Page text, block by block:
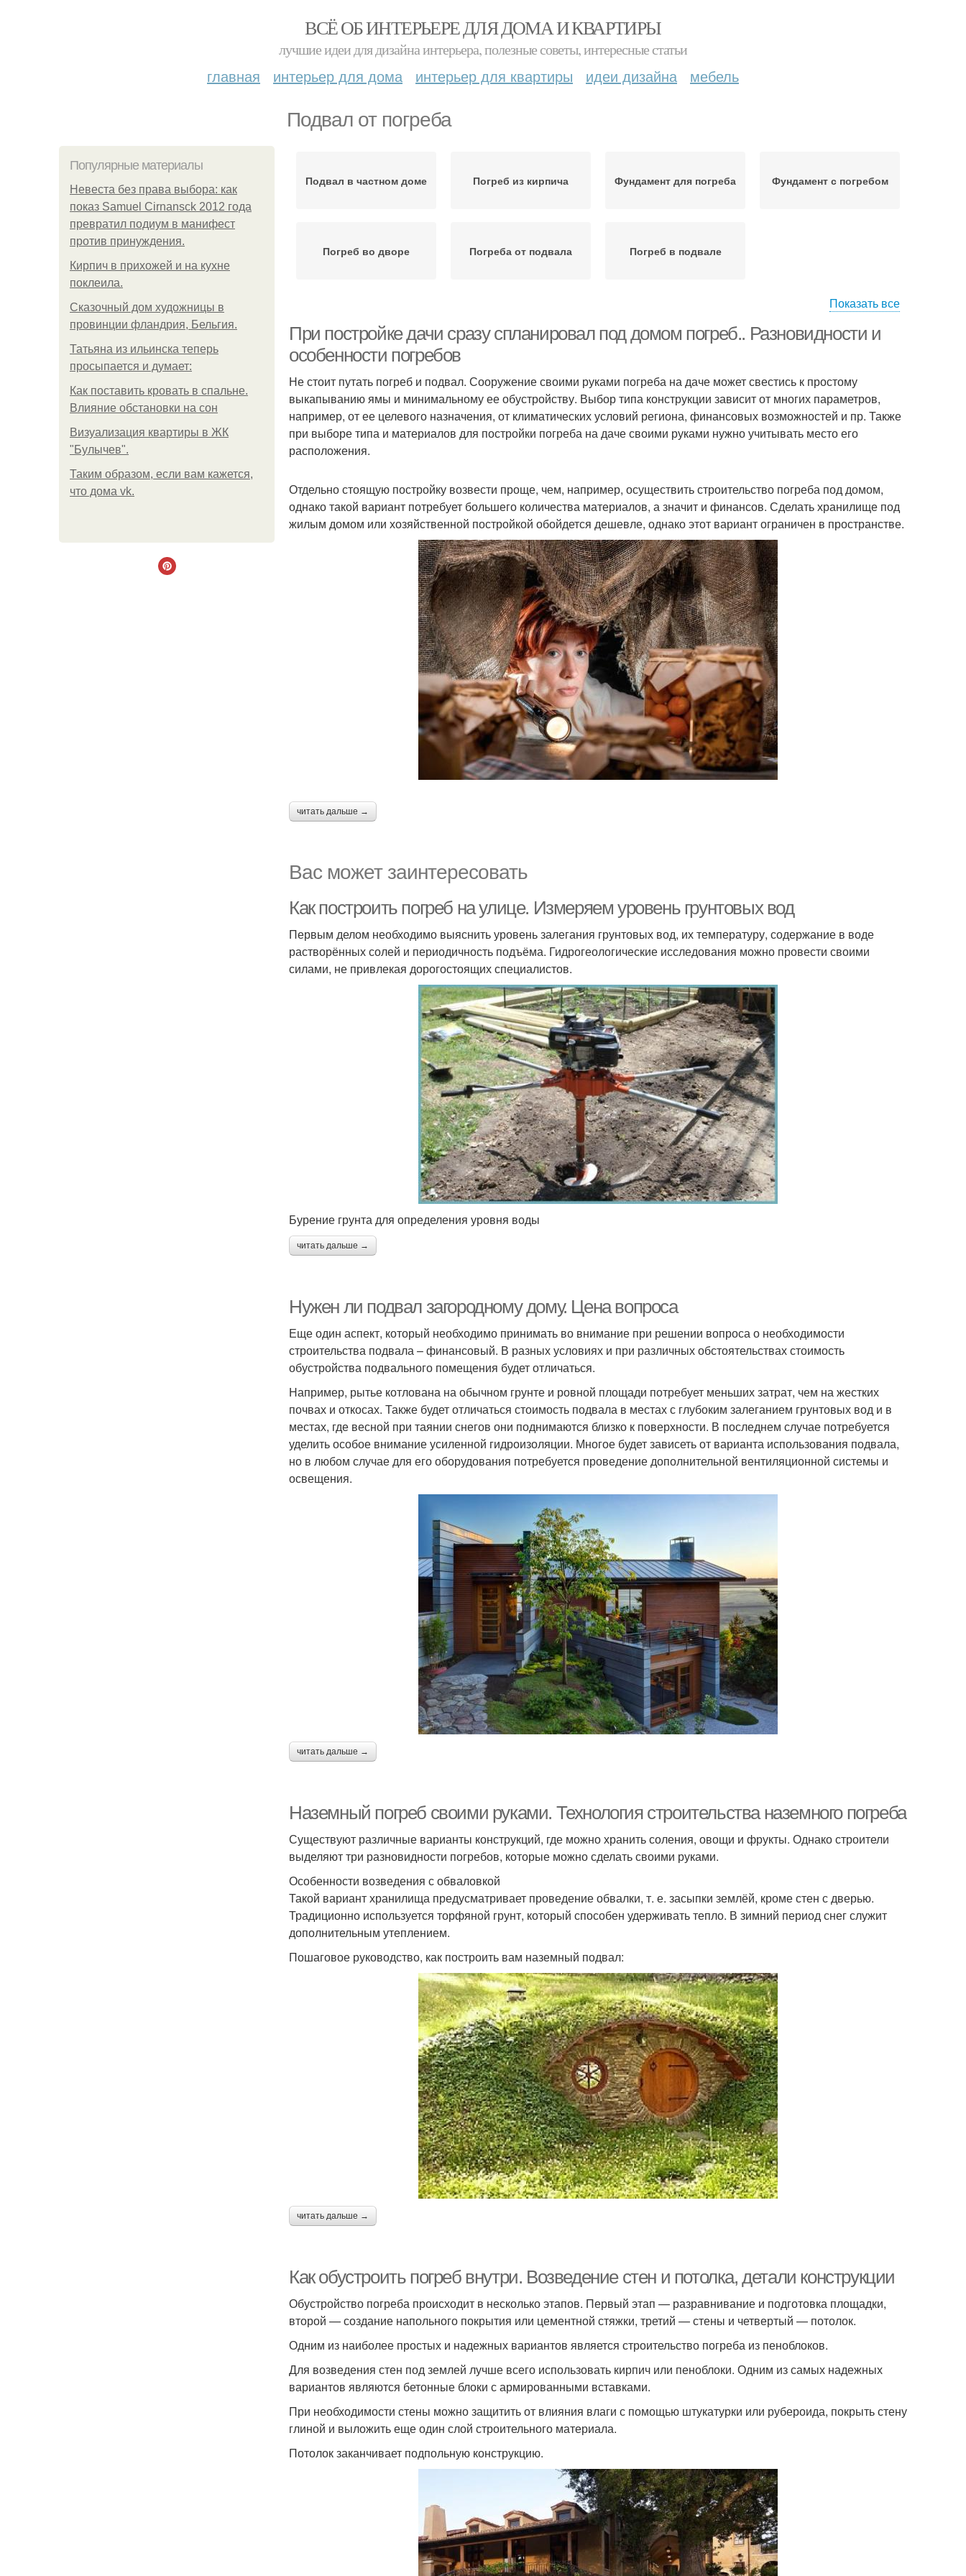
ВСЁ ОБ ИНТЕРЬЕРЕ ДЛЯ ДОМА И КВАРТИРЫ
лучшие идеи для дизайна интерьера, полезные советы, интересные статьи
главная интерьер для дома интерьер для квартиры идеи дизайна мебель
Подвал от погреба
Популярные материалы
Невеста без права выбора: как
показ Samuel Cirnansck 2012 года
превратил подиум в манифест
против принуждения.
Кирпич в прихожей и на кухне
поклеила.
Сказочный дом художницы в
провинции фландрия, Бельгия.
Татьяна из ильинска теперь
просыпается и думает:
Как поставить кровать в спальне.
Влияние обстановки на сон
Визуализация квартиры в ЖК
"Булычев".
Таким образом, если вам кажется,
что дома vk.
Подвал в частном доме Погреб из кирпича Фундамент для погреба Фундамент с погребом
Погреб во дворе Погреба от подвала Погреб в подвале
Показать все
При постройке дачи сразу спланировал под домом погреб.. Разновидности и
особенности погребов
Не стоит путать погреб и подвал. Сооружение своими руками погреба на даче может свестись к простому
выкапыванию ямы и минимальному ее обустройству. Выбор типа конструкции зависит от многих параметров,
например, от ее целевого назначения, от климатических условий региона, финансовых возможностей и пр. Также
при выборе типа и материалов для постройки погреба на даче своими руками нужно учитывать место его
расположения.
Отдельно стоящую постройку возвести проще, чем, например, осуществить строительство погреба под домом,
однако такой вариант потребует большего количества материалов, а значит и финансов. Сделать хранилище под
жилым домом или хозяйственной постройкой обойдется дешевле, однако этот вариант ограничен в пространстве.
читать дальше →
Вас может заинтересовать
Как построить погреб на улице. Измеряем уровень грунтовых вод
Первым делом необходимо выяснить уровень залегания грунтовых вод, их температуру, содержание в воде
растворённых солей и периодичность подъёма. Гидрогеологические исследования можно провести своими
силами, не привлекая дорогостоящих специалистов.
Бурение грунта для определения уровня воды
читать дальше →
Нужен ли подвал загородному дому. Цена вопроса
Еще один аспект, который необходимо принимать во внимание при решении вопроса о необходимости
строительства подвала – финансовый. В разных условиях и при различных обстоятельствах стоимость
обустройства подвального помещения будет отличаться.
Например, рытье котлована на обычном грунте и ровной площади потребует меньших затрат, чем на жестких
почвах и откосах. Также будет отличаться стоимость подвала в местах с глубоким залеганием грунтовых вод и в
местах, где весной при таянии снегов они поднимаются близко к поверхности. В последнем случае потребуется
уделить особое внимание усиленной гидроизоляции. Многое будет зависеть от варианта использования подвала,
но в любом случае для его оборудования потребуется проведение дополнительной вентиляционной системы и
освещения.
читать дальше →
Наземный погреб своими руками. Технология строительства наземного погреба
Существуют различные варианты конструкций, где можно хранить соления, овощи и фрукты. Однако строители
выделяют три разновидности погребов, которые можно сделать своими руками.
Особенности возведения с обваловкой
Такой вариант хранилища предусматривает проведение обвалки, т. е. засыпки землёй, кроме стен с дверью.
Традиционно используется торфяной грунт, который способен удерживать тепло. В зимний период снег служит
дополнительным утеплением.
Пошаговое руководство, как построить вам наземный подвал:
читать дальше →
Как обустроить погреб внутри. Возведение стен и потолка, детали конструкции
Обустройство погреба происходит в несколько этапов. Первый этап — разравнивание и подготовка площадки,
второй — создание напольного покрытия или цементной стяжки, третий — стены и четвертый — потолок.
Одним из наиболее простых и надежных вариантов является строительство погреба из пеноблоков.
Для возведения стен под землей лучше всего использовать кирпич или пеноблоки. Одним из самых надежных
вариантов являются бетонные блоки с армированными вставками.
При необходимости стены можно защитить от влияния влаги с помощью штукатурки или рубероида, покрыть стену
глиной и выложить еще один слой строительного материала.
Потолок заканчивает подпольную конструкцию.